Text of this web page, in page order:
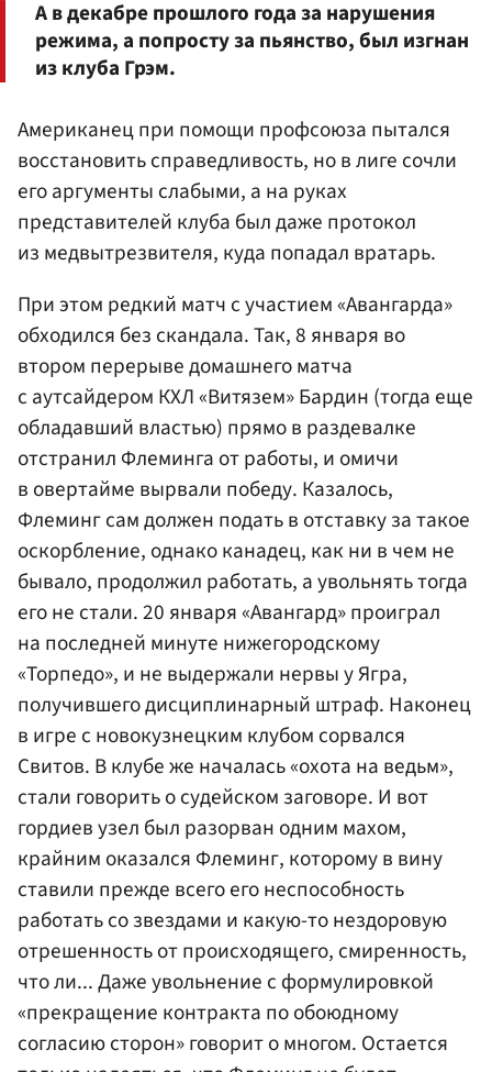
А в декабре прошлого года за нарушения
режима, а попросту за пьянство, был изгнан
из клуба Грэм.
Американец при помощи профсоюза пытался
восстановить справедливость, но в лиге сочли
его аргументы слабыми, а на руках
представителей клуба был даже протокол
из медвытрезвителя, куда попадал вратарь.
При этом редкий матч с участием «Авангарда»
обходился без скандала. Так, 8 января во
втором перерыве домашнего матча
с аутсайдером КХЛ «Витязем» Бардин (тогда еще
обладавший властью) прямо в раздевалке
отстранил Флеминга от работы, и омичи
в овертайме вырвали победу. Казалось,
Флеминг сам должен подать в отставку за такое
оскорбление, однако канадец, как ни в чем не
бывало, продолжил работать, а увольнять тогда
его не стали. 20 января «Авангард» проиграл
на последней минуте нижегородскому
«Торпедо», и не выдержали нервы у Ягра,
получившего дисциплинарный штраф. Наконец
в игре с новокузнецким клубом сорвался
Свитов. В клубе же началась «охота на ведьм»,
стали говорить о судейском заговоре. И вот
гордиев узел был разорван одним махом,
крайним оказался Флеминг, которому в вину
ставили прежде всего его неспособность
работать со звездами и какую-то нездоровую
отрешенность от происходящего, смиренность,
что ли... Даже увольнение с формулировкой
«прекращение контракта по обоюдному
согласию сторон» говорит о многом. Остается